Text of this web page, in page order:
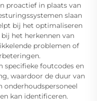
proactief in plaats van
slaan
bij het optimaliseren
het herkennen van
problemen of
specifieke foutcodes en
waardoor de duur van
onderhoudspersoneel
kan identificeren.